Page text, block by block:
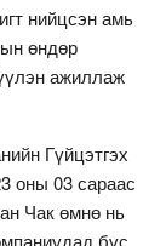
нийцсэн амь
өндөр
ажиллаж
Гүйцэтгэх
оны 03 сараас
Чак өмнө нь
бүс